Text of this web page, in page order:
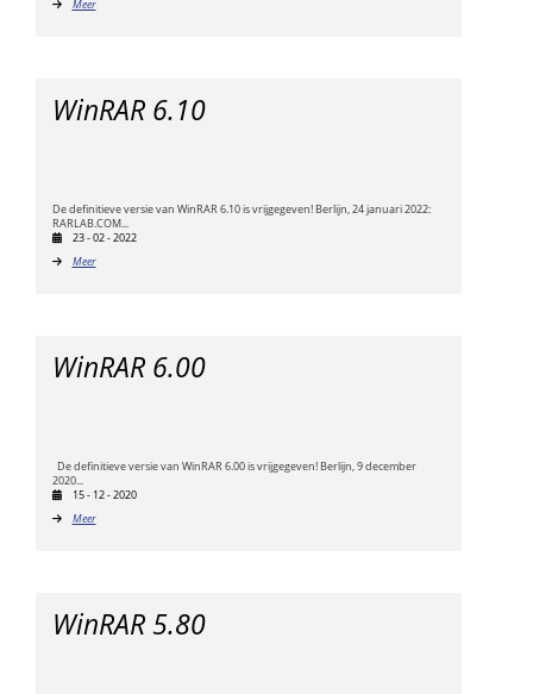
Meer
WinRAR 6.10
De definitieve versie van WinRAR 6.10 is vrijgegeven! Berlijn, 24 januari 2022:
RARLAB.COM...
23 - 02 - 2022
Meer
WinRAR 6.00
De definitieve versie van WinRAR 6.00 is vrijgegeven! Berlijn, 9 december
2020...
15 - 12 - 2020
Meer
WinRAR 5.80